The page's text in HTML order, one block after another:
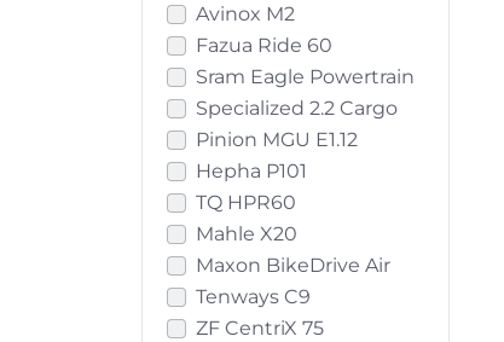
Avinox M2
Fazua Ride 60
Sram Eagle Powertrain
Specialized 2.2 Cargo
Pinion MGU E1.12
Hepha P101
TQ HPR60
Mahle X20
Maxon BikeDrive Air
Tenways C9
ZF CentriX 75